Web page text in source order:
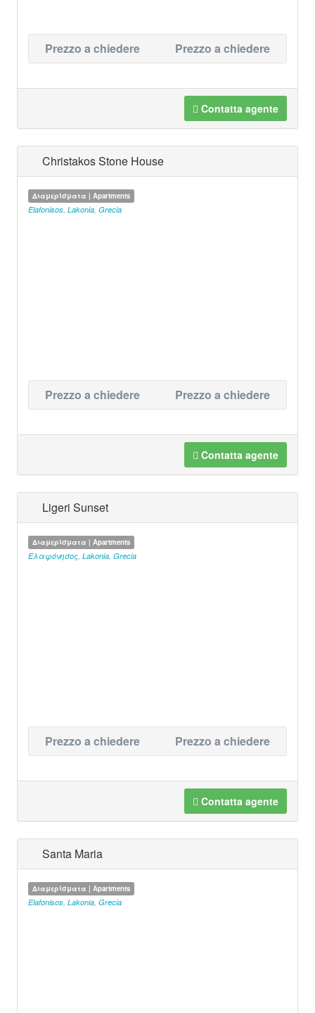
Prezzo a chiedere Prezzo a chiedere
Contatta agente
Christakos Stone House
Διαμερίσματα | Apartments
Elafonisos, Lakonia, Grecia
Prezzo a chiedere Prezzo a chiedere
Contatta agente
Ligeri Sunset
Διαμερίσματα | Apartments
Ελαφόνησος Lakonia Grecia
Prezzo a chiedere Prezzo a chiedere
Contatta agente
Santa Maria
Διαμερίσματα | Apartments
Elafonisos Lakonia Grecia